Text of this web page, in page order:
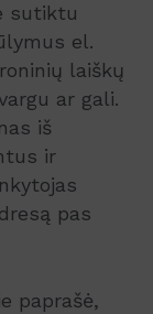
sutiktu
el.
laiškų
ar gali.
iš
ir
pas
paprašė,